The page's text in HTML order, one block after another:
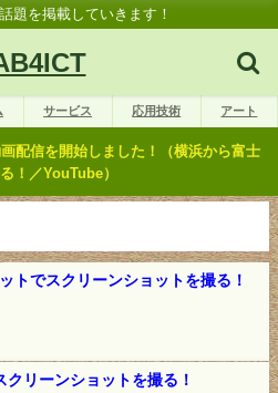
題を掲載していきます！
サービス 応用技術 アート
配信を開始しました！（横浜から富士
！／YouTube）
トでスクリーンショットを撮る！
リーンショットを撮る！